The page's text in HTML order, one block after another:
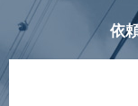
依